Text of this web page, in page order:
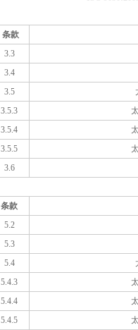
条款
3.3
3.4
3.5
3.5.3
3.5.4
3.5.5
3.6
条款
5.2
5.3
5.4
5.4.3
5.4.4
5.4.5